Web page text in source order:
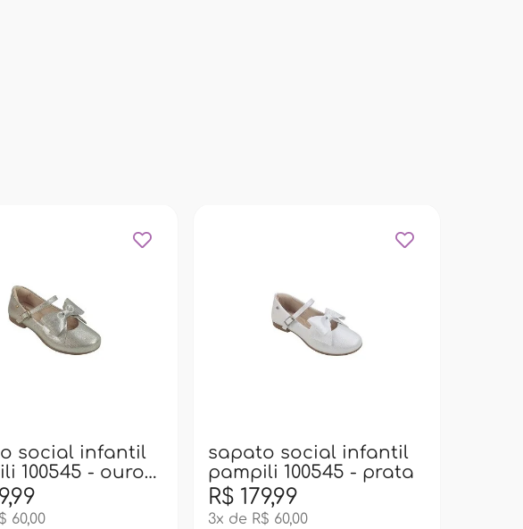
social infantil
100545 - ouro
60,00
sapato social infantil
pampili 100545 - prata
R$ 179,99
3x de R$ 60,00